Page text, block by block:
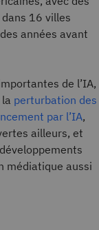
16 villes
années avant
de l’IA,
perturbation des
par l’IA,
ailleurs, et
médiatique aussi